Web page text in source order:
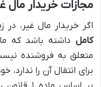
مجازات خریدار مال
اگر خریدار مال غیر، در
کامل داشته باشد که
متعلق به فروشنده
برای انتقال آن را ندارد،